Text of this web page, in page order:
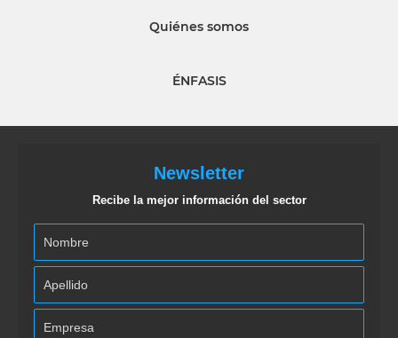
Quiénes somos
ÉNFASIS
Newsletter
Recibe la mejor información del sector